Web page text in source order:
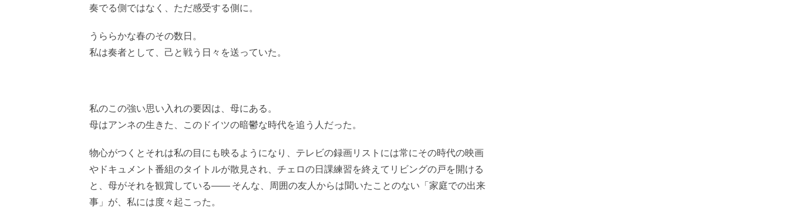
奏でる側ではなく、ただ感受する側に。
うららかな春のその数日。
私は奏者として、己と戦う日々を送っていた。
私のこの強い思い入れの要因は、母にある。
母はアンネの生きた、このドイツの暗鬱な時代を追う人だった。
物心がつくとそれは私の目にも映るようになり、テレビの録画リストには常にその時代の映画
やドキュメント番組のタイトルが散見され、チェロの日課練習を終えてリビングの戸を開ける
と、母がそれを観賞している―― そんな、周囲の友人からは聞いたことのない「家庭での出来
事」が、私には度々起こった。